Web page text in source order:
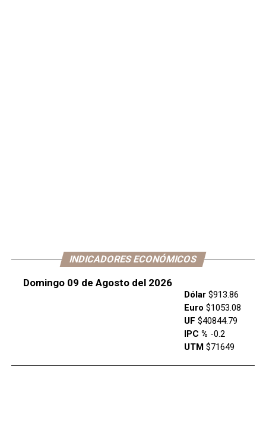
INDICADORES ECONÓMICOS
Domingo 09 de Agosto del 2026
Dólar$913.86
Euro $1053.08
UF $40844.79
IPC % -0.2
UTM $71649